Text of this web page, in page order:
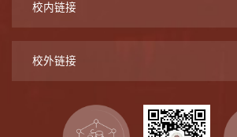
校内链接
校外链接